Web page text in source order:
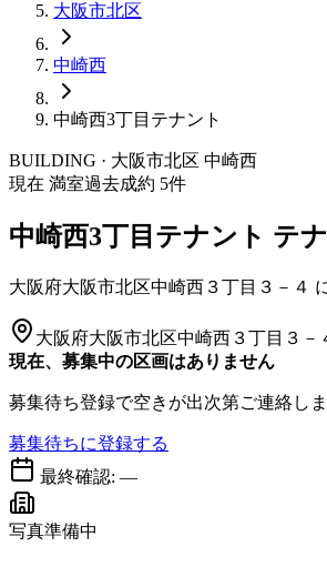
大阪市北区
中崎西
中崎西3丁目テナント
BUILDING · 大阪市北区 中崎西
現在 満室過去成約 5件
中崎西3丁目テナント テ
大阪府大阪市北区中崎西３丁目３－４
大阪府大阪市北区中崎西３丁目３－
現在、募集中の区画はありません
募集待ち登録で空きが出次第ご連絡しま
募集待ちに登録する
最終確認: —
写真準備中